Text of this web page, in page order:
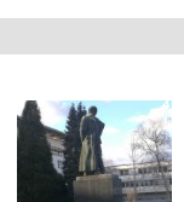
4